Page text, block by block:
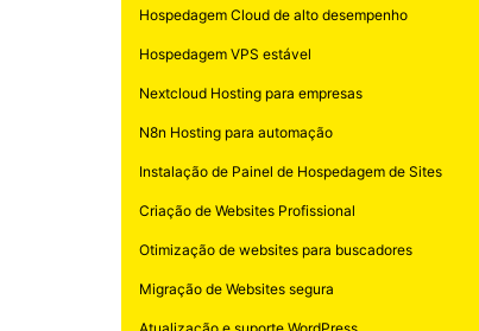
Hospedagem Cloud de alto desempenho
Hospedagem VPS estável
Nextcloud Hosting para empresas
N8n Hosting para automação
Instalação de Painel de Hospedagem de Sites
Criação de Websites Profissional
Otimização de websites para buscadores
Migração de Websites segura